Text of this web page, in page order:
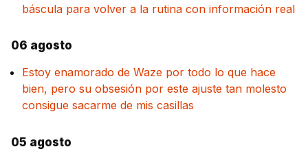
báscula para volver a la rutina con información real
06 agosto
Estoy enamorado de Waze por todo lo que hace
bien, pero su obsesión por este ajuste tan molesto
consigue sacarme de mis casillas
05 agosto